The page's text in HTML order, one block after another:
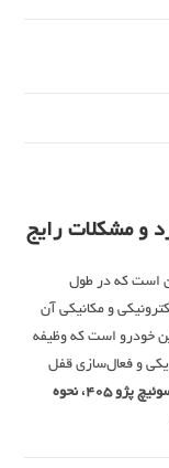
است که در طول
و مکانیکی آن
خودرو است که وظیفه
و فعال‌سازی قفل
انواع سوئیچ پژو 405، نحوه